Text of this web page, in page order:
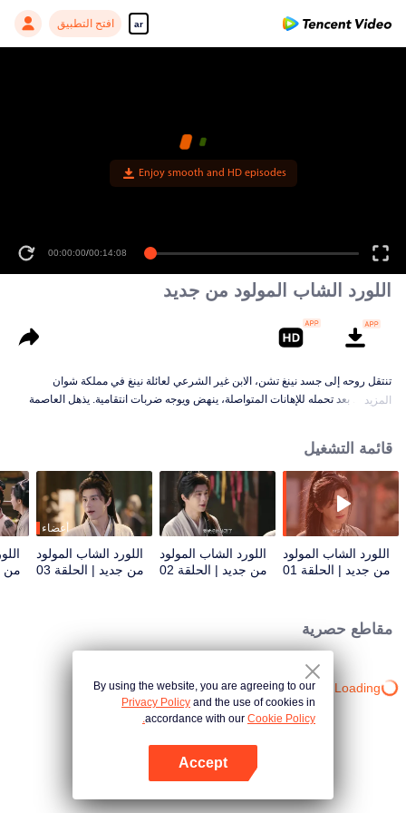
ar افتح التطبيق
Enjoy smooth and HD episodes
00:00:00/00:14:08
اللورد الشاب المولود من جديد
تنتقل روحه إلى جسد نينغ تشن، الابن غير الشرعي لعائلة نينغ في مملكة شوان
العظمى. بعد تحمله للإهانات المتواصلة، ينهض ويوجه ضربات انتقامية. يذهل العاصمة
يكشف الحقيقة وراء مقتل والدته. خطوة بخطوة، يقلب الطاولة على من عذبوه، ويصقل
مهاراته وسط مؤامرات السلطة، ويصنع اسماً أسطورياً يتردد صداه عبر مملكة شوان
العظمى، بطلاً شاباً خالداً على مر العصور.
المزيد
قائمة التشغيل
اللورد الشاب المولود
من جديد | الحلقة 01
اللورد الشاب المولود
من جديد | الحلقة 02
أعضاء
اللورد الشاب المولود
من جديد | الحلقة 03
من
مقاطع حصرية
Loading…
By using the website, you are agreeing to our
Privacy Policy and the use of cookies in
accordance with our Cookie Policy.
Accept